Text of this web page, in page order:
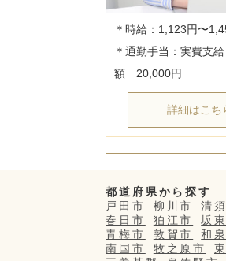
＊時給：1,123円〜
＊通勤手当：実費支
詳細はこち
都道府県から探す
戸田市
柳川市 清
春日市
狛江市 坂
青梅市
敦賀市 和
南国市
牧之原市